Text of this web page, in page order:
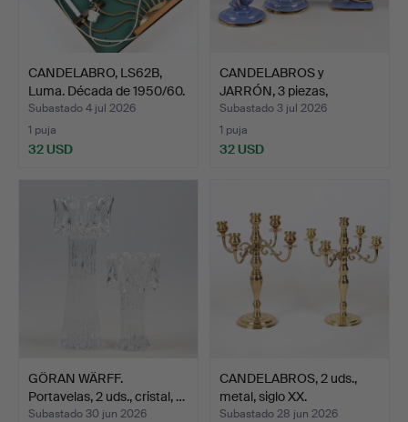
CANDELABRO, LS62B,
Luma. Década de 1950/60.
Subastado 4 jul 2026
1 puja
32 USD
CANDELABROS y
JARRÓN, 3 piezas,
porcelana,…
Subastado 3 jul 2026
1 puja
32 USD
GÖRAN WÄRFF.
Portavelas, 2 uds., cristal, …
Subastado 30 jun 2026
CANDELABROS, 2 uds.,
metal, siglo XX.
Subastado 28 jun 2026